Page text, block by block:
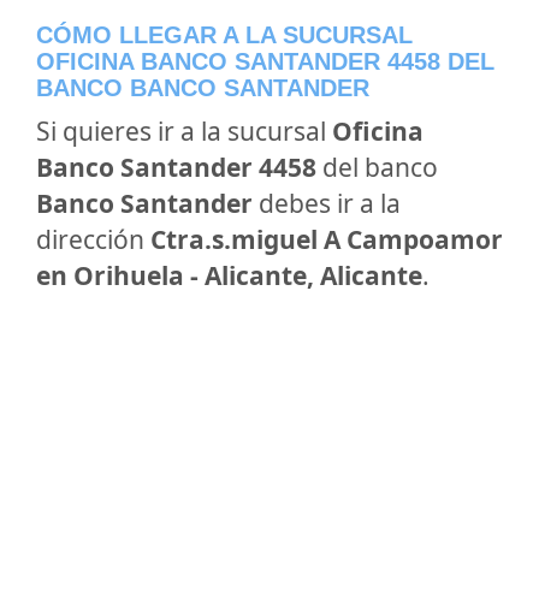
CÓMO LLEGAR A LA SUCURSAL
OFICINA BANCO SANTANDER 4458 DEL
BANCO BANCO SANTANDER
Si quieres ir a la sucursal Oficina
Banco Santander 4458 del banco
Banco Santander debes ir a la
dirección Ctra.s.miguel A Campoamor
en Orihuela - Alicante, Alicante.